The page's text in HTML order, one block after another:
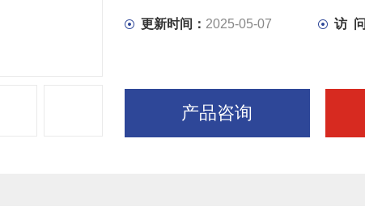
更新时间： 2025-05-07 访
产品咨询